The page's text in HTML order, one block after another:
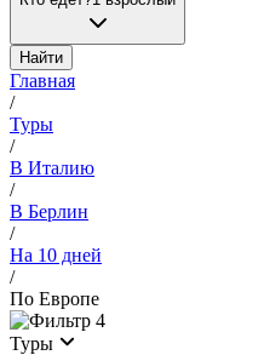
Найти
Главная
/
Туры
/
В Италию
/
В Берлин
/
На 10 дней
/
По Европе
4
Туры